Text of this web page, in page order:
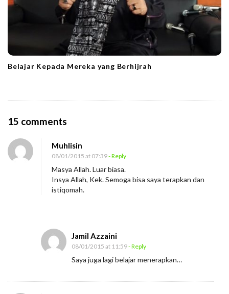
Belajar Kepada Mereka yang Berhijrah
15 comments
J
n
g
b
Muhlisin
08/01/2015 at 07:39- Reply
Masya Allah. Luar biasa.
Insya Allah, Kek. Semoga bisa saya terapkan dan
istiqomah.
Jamil Azzaini
08/01/2015 at 11:59- Reply
Saya juga lagi belajar menerapkan…